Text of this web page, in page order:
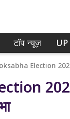
टॉप न्यूज़ UP
Election 2024: